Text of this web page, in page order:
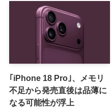
｢iPhone 18 Pro｣、メモリ
不足から発売直後は品薄に
なる可能性が浮上